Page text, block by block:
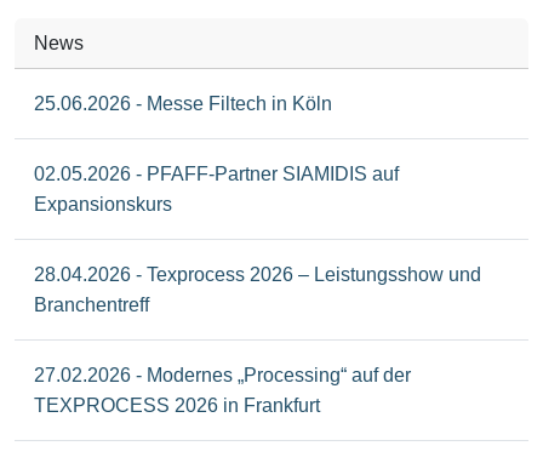
News
25.06.2026 - Messe Filtech in Köln
02.05.2026 - PFAFF-Partner SIAMIDIS auf
Expansionskurs
28.04.2026 - Texprocess 2026 – Leistungsshow und
Branchentreff
27.02.2026 - Modernes „Processing“ auf der
TEXPROCESS 2026 in Frankfurt